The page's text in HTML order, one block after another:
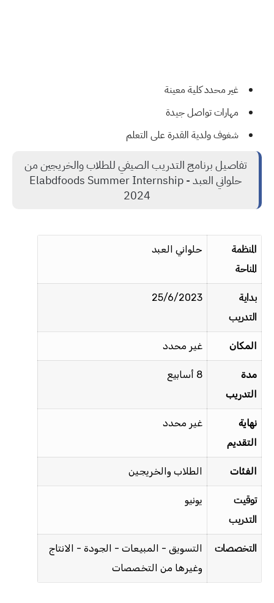
غير محدد كلية معينة
مهارات تواصل جيدة
شغوف ولدية القدرة على التعلم
تفاصيل برنامج التدريب الصيفي للطلاب والخريجين من
حلواني العبد - Elabdfoods Summer Internship
2024
المنظمة
المناحة
حلواني العبد
بداية
التدريب
25/6/2023
المكان غير محدد
مدة
التدريب
8 أسابيع
نهاية
التقديم
غير محدد
الفئات الطلاب والخريجين
توقيت
التدريب
يونيو
التخصصات
التسويق - المبيعات - الجودة - الانتاج
وغيرها من التخصصات